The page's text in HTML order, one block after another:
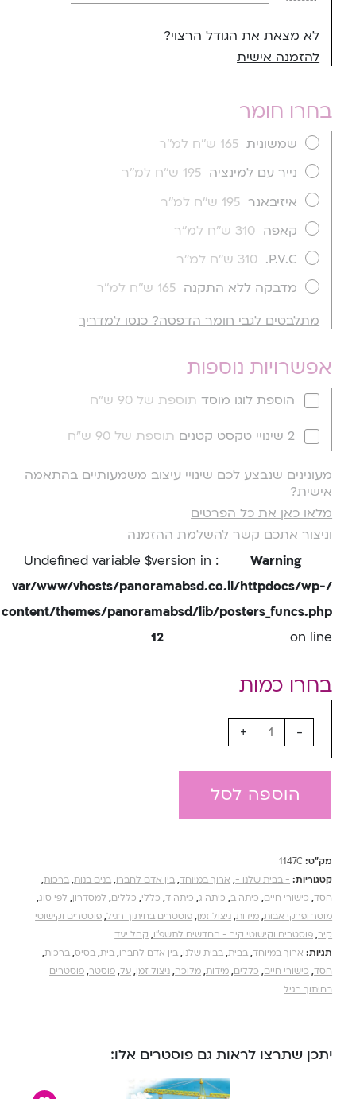
לא מצאת את הגודל הרצוי?
להזמנה אישית
בחרו חומר
שמשונית 165 ש''ח למ''ר
נייר עם למינציה 195 ש''ח למ''ר
איזיבאנר 195 ש''ח למ''ר
קאפה 310 ש''ח למ''ר
P.V.C.
310 ש''ח למ''ר
מדבקה ללא התקנה 165 ש''ח למ''ר
מתלבטים לגבי חומר הדפסה? כנסו למדריך
אפשרויות נוספות
הוספת לוגו מוסד תוספת של 90 ש"ח
2 שינויי טקסט קטנים תוספת של 90 ש"ח
מעונינים שנבצע לכם שינויי עיצוב משמעותיים בהתאמה
אישית?
מלאו כאן את כל הפרטים
וניצור אתכם קשר להשלמת ההזמנה
Warning
: Undefined variable $version in
/var/www/vhosts/panoramabsd.co.il/httpdocs/wp-
content/themes/panoramabsd/lib/posters_funcs.php
on line
12
-
+
הוספה לסל
מק"ט: 1147C
קטגוריות: - בבית שלנו -, ארוך במיוחד, בין אדם לחברו, בנים בנות, ברכות,
חסד, כישורי חיים, כיתה ב, כיתה ג, כיתה ד, כללי, כללים, למסדרון, לפי סוג,
מוסר ופרקי אבות, מידות, ניצול זמן, פוסטרים בחיתוך רגיל, פוסטרים וקישוטי
קיר, פוסטרים וקישוטי קיר - החדשים לתשפ''ו, קהל יעד
תגיות: ארוך במיוחד, בבית, בבית שלנו, בין אדם לחברו, בית, בסיס, ברכות,
חסד, כישורי חיים, כללים, מידות, מלוכה, ניצול זמן, על, פוסטר, פוסטרים
בחיתוך רגיל
יתכן שתרצו לראות גם פוסטרים אלו: